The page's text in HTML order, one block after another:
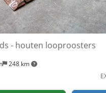
248 km
- houten looproosters